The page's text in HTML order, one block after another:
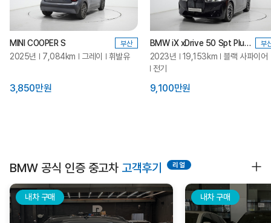
MINI COOPER S 부산
2025년 7,084km 그레이 휘발유
3,850만원
BMW iX xDrive 50 Spt Plus_P0-1 부
2023년 19,153km 블랙 사파이어
전기
9,100만원
BMW 공식 인증 중고차 고객후기
내차 구매 내차 구매